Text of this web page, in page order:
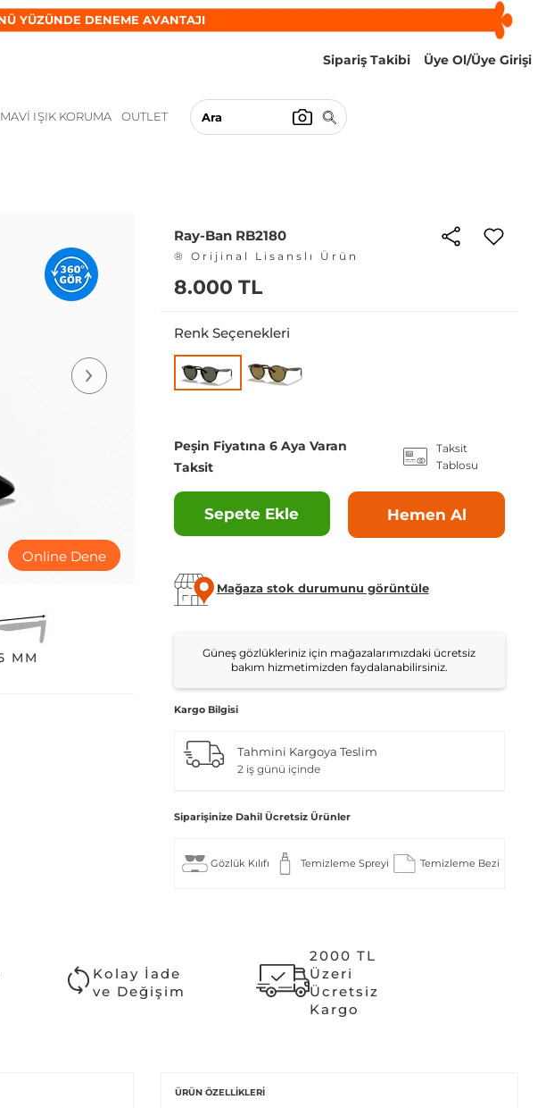
YÜZÜNDE DENEME AVANTAJI
Sipariş Takibi Üye Ol/Üye Girişi
MAVI IŞIK KORUMA OUTLET
Online Dene
MM
Ray-Ban RB2180
® Orijinal Lisanslı Ürün
8.000 TL
Renk Seçenekleri
Peşin Fiyatına 6 Aya Varan
Taksit
Taksit
Tablosu
Sepete Ekle Hemen Al
Mağaza stok durumunu görüntüle
Güneş gözlükleriniz için mağazalarımızdaki ücretsiz
bakım hizmetimizden faydalanabilirsiniz.
Kargo Bilgisi
Tahmini Kargoya Teslim
2 iş günü içinde
Siparişinize Dahil Ücretsiz Ürünler
Gözlük Kılıfı Temizleme Spreyi Temizleme Bezi
Kolay İade
ve Değişim
2000 TL
Üzeri
Ücretsiz
Kargo
ÜRÜN ÖZELLIKLERI